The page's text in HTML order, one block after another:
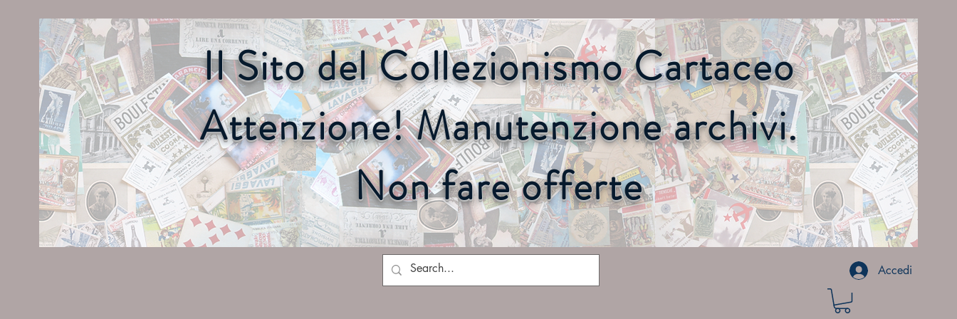
Il Sito del Collezionismo Cartaceo
Attenzione! Manutenzione archivi.
Non fare offerte
Accedi